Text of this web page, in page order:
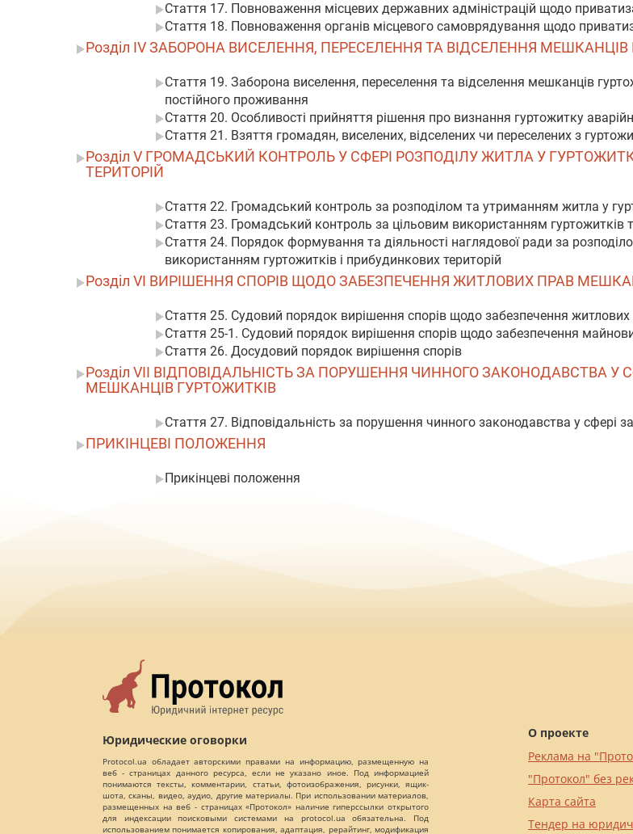
Стаття 17. Повноваження місцевих державних адміністрацій щодо
Стаття 18. Повноваження органів місцевого самоврядування щодо
Розділ IV ЗАБОРОНА ВИСЕЛЕННЯ, ПЕРЕСЕЛЕННЯ ТА ВІДСЕЛЕННЯ
Стаття 19. Заборона виселення, переселення та відселення мешканців
постійного проживання
Стаття 20. Особливості прийняття рішення про визнання гуртожитку
Стаття 21. Взяття громадян, виселених, відселених чи переселених з
Розділ V ГРОМАДСЬКИЙ КОНТРОЛЬ У СФЕРІ РОЗПОДІЛУ ЖИТЛА У
ТЕРИТОРІЙ
Стаття 22. Громадський контроль за розподілом та утриманням житла у
Стаття 23. Громадський контроль за цільовим використанням гуртожитків
Стаття 24. Порядок формування та діяльності наглядової ради за
використанням гуртожитків і прибудинкових територій
Розділ VI ВИРІШЕННЯ СПОРІВ ЩОДО ЗАБЕЗПЕЧЕННЯ ЖИТЛОВИХ ПРАВ
Стаття 25. Судовий порядок вирішення спорів щодо забезпечення
Стаття 25-1. Судовий порядок вирішення спорів щодо забезпечення
Стаття 26. Досудовий порядок вирішення спорів
Розділ VII ВІДПОВІДАЛЬНІСТЬ ЗА ПОРУШЕННЯ ЧИННОГО ЗАКОНОДАВСТВА У
МЕШКАНЦІВ ГУРТОЖИТКІВ
Стаття 27. Відповідальність за порушення чинного законодавства у сфері
ПРИКІНЦЕВІ ПОЛОЖЕННЯ
Прикінцеві положення
Юридические оговорки
Protocol.ua обладает авторскими правами на информацию, размещенную на
веб - страницах данного ресурса, если не указано иное. Под информацией
понимаются тексты, комментарии, статьи, фотоизображения, рисунки, ящик-
шота, сканы, видео, аудио, другие материалы. При использовании материалов,
размещенных на веб - страницах «Протокол» наличие гиперссылки открытого
для индексации поисковыми системами на protocol.ua обязательна. Под
использованием понимается копирования, адаптация, рерайтинг, модификация
О проекте
Реклама на
"Протокол" без
Карта сайта
Тендер на